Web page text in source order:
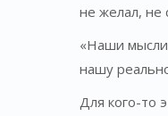
не желал, не
«Наши
нашу
Для кого-то